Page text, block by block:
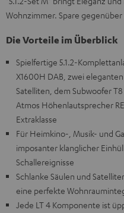
Wohnzimmer. Spare
Die Vorteile im Überblick
Spielfertige 5.1.2-
X1600H DAB, zwei
Satelliten, dem Subwoofer
Atmos Höhenlautsprecher
Extraklasse
Für Heimkino-, Musik- und
imposanter klanglicher
Schallereignisse
Schlanke Säulen und
eine perfekte
Jede LT 4 Komponente ist